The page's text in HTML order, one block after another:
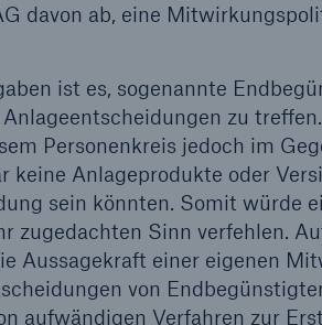
davon ab, eine
ist es, sogenannte
zu
Personenkreis jedoch im
Anlageprodukte oder
sein könnten. Somit würde
Sinn verfehlen.
Aussagekraft einer eigenen
von
aufwändigen Verfahren zur